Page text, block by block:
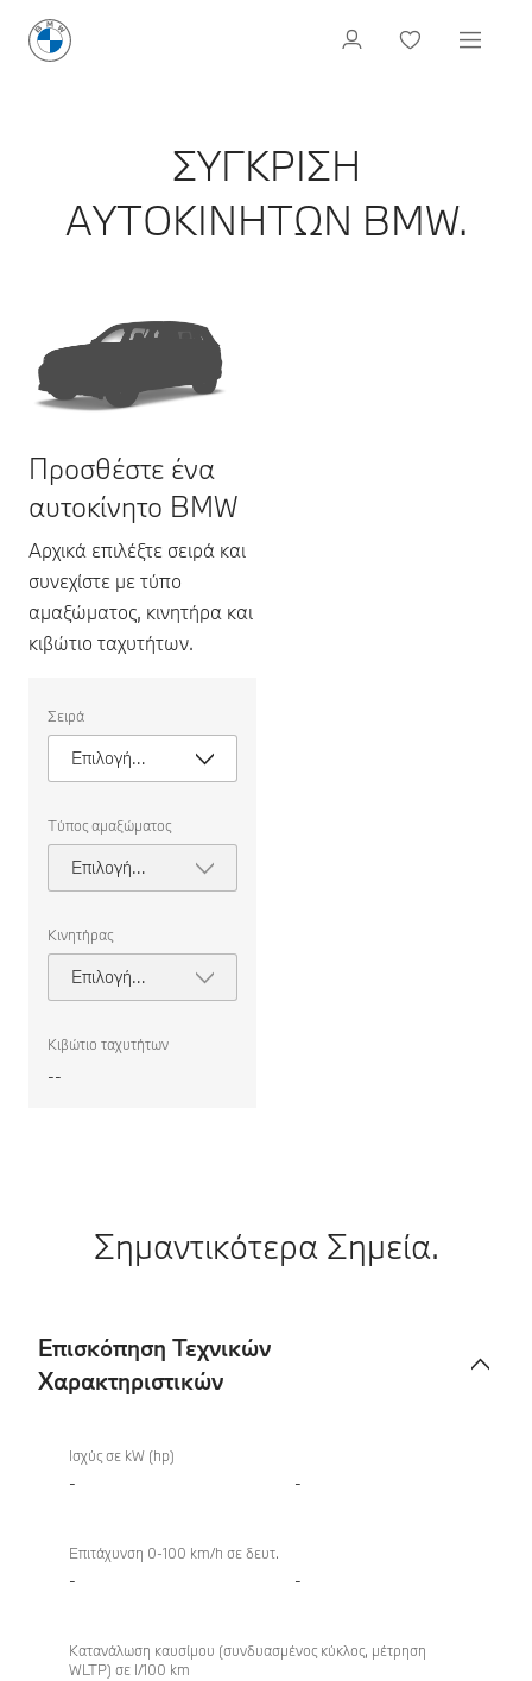
ΣΥΓΚΡΙΣΗ
ΑΥΤΟΚΙΝΗΤΩΝ BMW.
Προσθέστε ένα
αυτοκίνητο BMW
Αρχικά επιλέξτε σειρά και
συνεχίστε με τύπο
αμαξώματος, κινητήρα και
κιβώτιο ταχυτήτων.
τα
ακόλουθα
χαρακτηριστικά,
για
επιλέξετε
αυτοκίνητο
προς
σύγκριση.
Σειρά
Επιλογή
σειράς
Τύπος αμαξώματος
Επιλογή
τύπου
Κινητήρας
Επιλογή
κινητήρα
Κιβώτιο ταχυτήτων
--
Σημαντικότερα Σημεία.
Επισκόπηση Τεχνικών
Χαρακτηριστικών
Τεχνικών
Χαρακτηριστικών
Ισχύς σε kW (hp)
- -
Επιτάχυνση 0-100 km/h σε δευτ.
- -
Κατανάλωση καυσίμου (συνδυασμένος κύκλος, μέτρηση
WLTP) σε l/100 km